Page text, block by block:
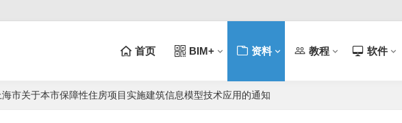
首页 BIM+ 资料 教程 软件
海市关于本市保障性住房项目实施建筑信息模型技术应用的通知